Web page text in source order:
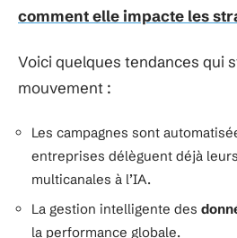
comment elle impacte les
Voici quelques tendances qui
mouvement :
Les campagnes sont
entreprises délèguent déjà
multicanales à l’IA.
La gestion intelligente des
la performance globale.